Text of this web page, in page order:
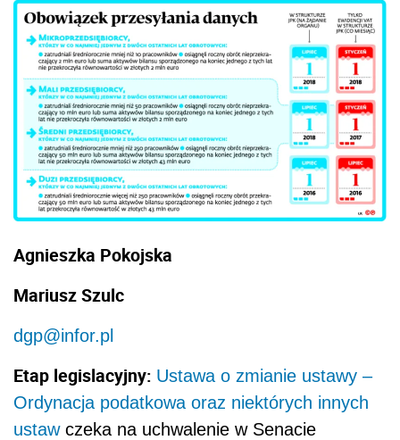
Agnieszka Pokojska
Mariusz Szulc
dgp@infor.pl
Etap legislacyjny: Ustawa o zmianie ustawy –
Ordynacja podatkowa oraz niektórych innych
ustawczeka na uchwalenie w Senacie